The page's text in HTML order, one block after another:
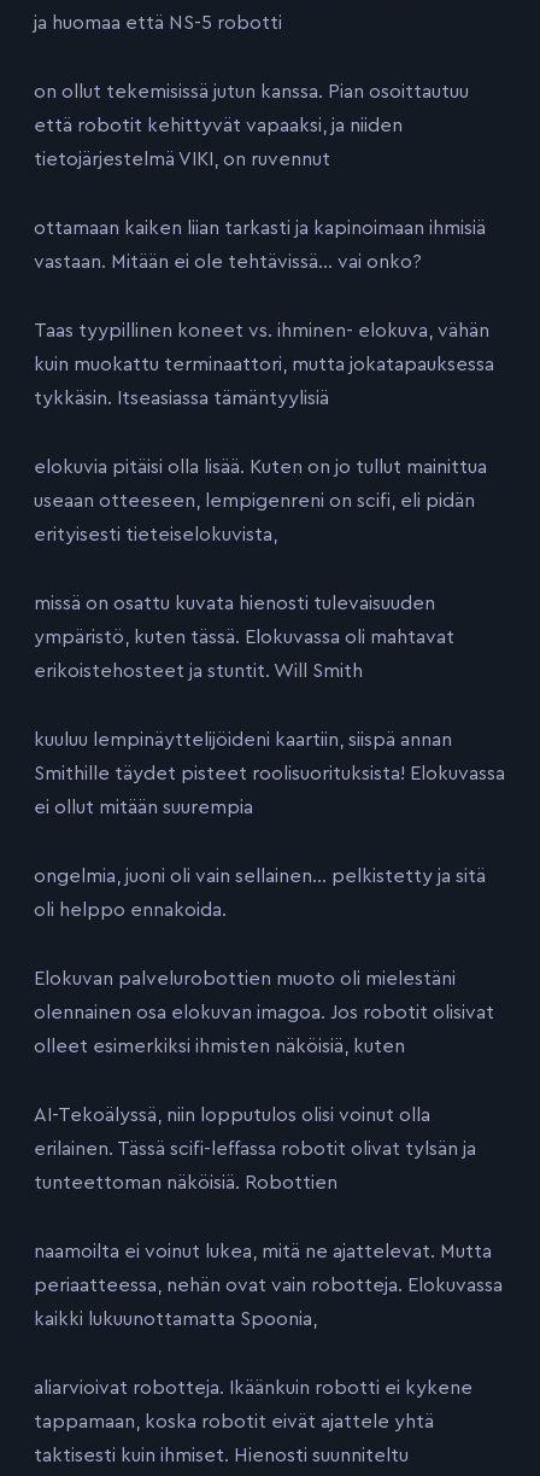
ja huomaa että NS-5 robotti
on ollut tekemisissä jutun kanssa. Pian osoittautuu
että robotit kehittyvät vapaaksi, ja niiden
tietojärjestelmä VIKI, on ruvennut
ottamaan kaiken liian tarkasti ja kapinoimaan ihmisiä
vastaan. Mitään ei ole tehtävissä… vai onko?
Taas tyypillinen koneet vs. ihminen- elokuva, vähän
kuin muokattu terminaattori, mutta jokatapauksessa
tykkäsin. Itseasiassa tämäntyylisiä
elokuvia pitäisi olla lisää. Kuten on jo tullut mainittua
useaan otteeseen, lempigenreni on scifi, eli pidän
erityisesti tieteiselokuvista,
missä on osattu kuvata hienosti tulevaisuuden
ympäristö, kuten tässä. Elokuvassa oli mahtavat
erikoistehosteet ja stuntit. Will Smith
kuuluu lempinäyttelijöideni kaartiin, siispä annan
Smithille täydet pisteet roolisuorituksista! Elokuvassa
ei ollut mitään suurempia
ongelmia, juoni oli vain sellainen… pelkistetty ja sitä
oli helppo ennakoida.
Elokuvan palvelurobottien muoto oli mielestäni
olennainen osa elokuvan imagoa. Jos robotit olisivat
olleet esimerkiksi ihmisten näköisiä, kuten
AI-Tekoälyssä, niin lopputulos olisi voinut olla
erilainen. Tässä scifi-leffassa robotit olivat tylsän ja
tunteettoman näköisiä. Robottien
naamoilta ei voinut lukea, mitä ne ajattelevat. Mutta
periaatteessa, nehän ovat vain robotteja. Elokuvassa
kaikki lukuunottamatta Spoonia,
aliarvioivat robotteja. Ikäänkuin robotti ei kykene
tappamaan, koska robotit eivät ajattele yhtä
taktisesti kuin ihmiset. Hienosti suunniteltu